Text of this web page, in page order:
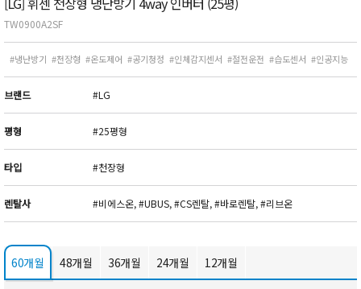
TW0900A2SF
#냉난방기 #천장형 #온도제어 #공기청정 #인체감지센서 #절전운전 #습도센서 #인공지능
브랜드 #LG
평형 #25평형
타입 #천장형
렌탈사 #비에스온, #UBUS, #CS렌탈, #바로렌탈, #리브온
60개월 48개월 36개월 24개월 12개월